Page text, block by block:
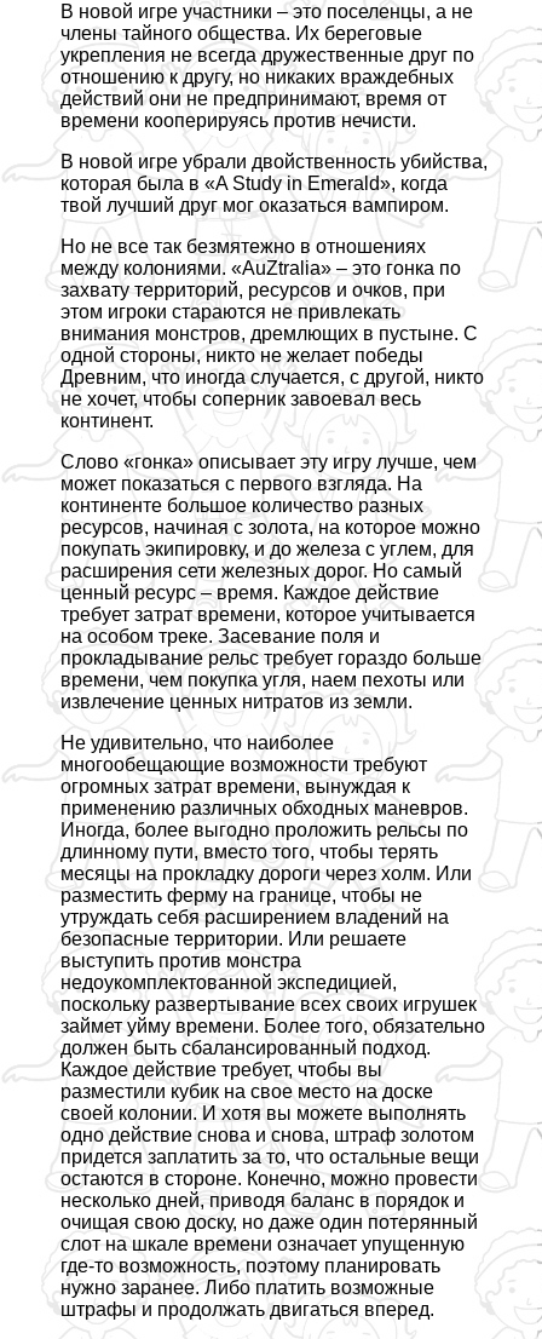
В новой игре участники – это поселенцы, а не
члeны тайного общества. Их береговые
укрепления не всегда дружественные друг по
отношению к другу, но никаких враждебных
действий они не предпринимают, время от
времени кооперируясь против нечисти.
В новой игре убрали двойственность убийства,
которая была в «A Study in Emerald», когда
твой лучший друг мог оказаться вампиром.
Но не все так безмятежно в отношениях
между колониями. «AuZtralia» – это гонка по
захвату территорий, ресурсов и очков, при
этом игроки стараются не привлекать
внимания монстров, дремлющих в пустыне. С
одной стороны, никто не желает победы
Древним, что иногда случается, с другой, никто
не хочет, чтобы соперник завоевал весь
континент.
Слово «гонка» описывает эту игру лучше, чем
может показаться с первого взгляда. На
континенте большое количество разных
ресурсов, начиная с золота, на которое можно
покупать экипировку, и до железа с углем, для
расширения сети железных дорог. Но самый
ценный ресурс – время. Каждое действие
требует затрат времени, которое учитывается
на особом треке. Засевание поля и
прокладывание рельс требует гораздо больше
времени, чем покупка угля, наем пехоты или
извлечение ценных нитратов из земли.
Не удивительно, что наиболее
многообещающие возможности требуют
огромных затрат времени, вынуждая к
применению различных обходных маневров.
Иногда, более выгодно проложить рельсы по
длинному пути, вместо того, чтобы терять
месяцы на прокладку дороги через холм. Или
разместить ферму на границе, чтобы не
утруждать себя расширением владений на
безопасные территории. Или решаете
выступить против монстра
недоукомплектованной экспедицией,
поскольку развертывание всех своих игрушек
займет уйму времени. Более того, обязательно
должен быть сбалансированный подход.
Каждое действие требует, чтобы вы
разместили кубик на свое место на доске
своей колонии. И хотя вы можете выполнять
одно действие снова и снова, штраф золотом
придется заплатить за то, что остальные вещи
остаются в стороне. Конечно, можно провести
несколько дней, приводя баланс в порядок и
очищая свою доску, но даже один потерянный
слот на шкале времени означает упущенную
где-то возможность, поэтому планировать
нужно заранее. Либо платить возможные
штрафы и продолжать двигаться вперед.